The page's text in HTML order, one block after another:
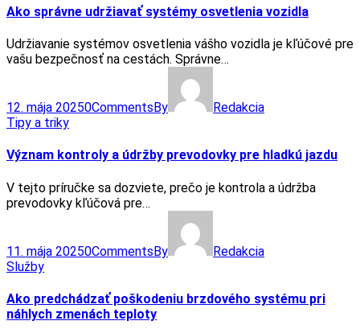
Ako správne udržiavať systémy osvetlenia vozidla
Udržiavanie systémov osvetlenia vášho vozidla je kľúčové pre
vašu bezpečnosť na cestách. Správne…
12. mája 20250Comments By
Redakcia
Tipy a triky
Význam kontroly a údržby prevodovky pre hladkú jazdu
V tejto príručke sa dozviete, prečo je kontrola a údržba
prevodovky kľúčová pre…
11. mája 20250CommentsBy
Redakcia
Služby
Ako predchádzať poškodeniu brzdového systému pri
náhlych zmenách teploty